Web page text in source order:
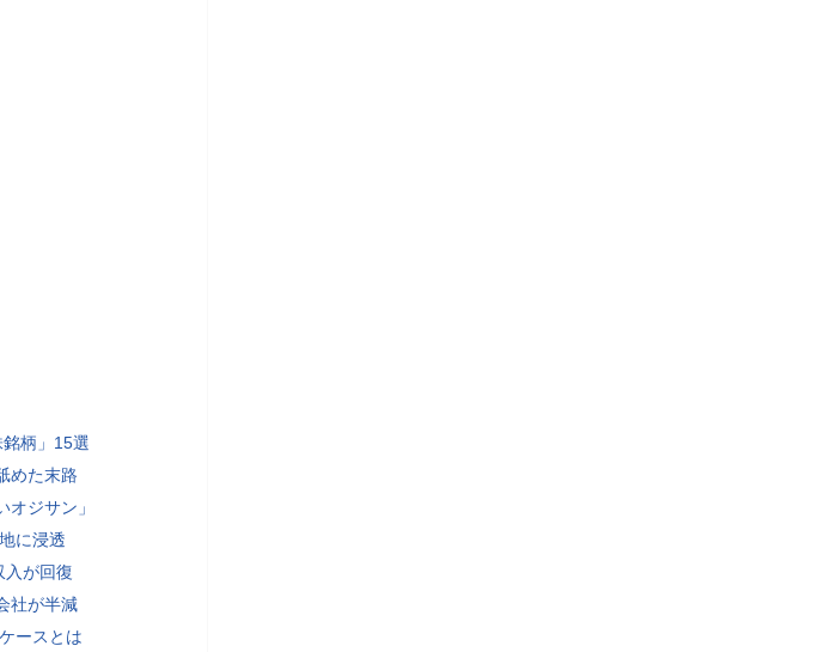
柄」15選
めた末路
ジサン」
に浸透
入が回復
社が半減
ースとは